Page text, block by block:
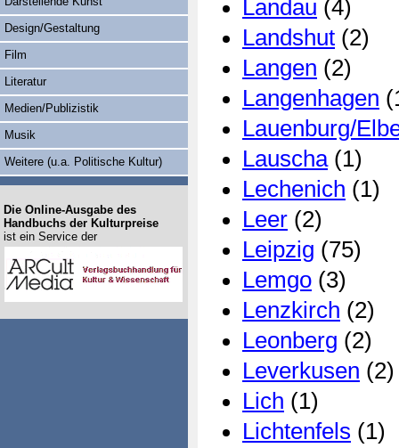
Landau (4)
Landshut (2)
Langen (2)
Langenhagen
Lauenburg/
Lauscha(1)
Lechenich (1)
Leer (2)
Leipzig (75)
Lemgo (3)
Lenzkirch (2)
Leonberg (2)
Leverkusen (2)
Lich (1)
Lichtenfels (1)
Design/Gestaltung
Film
Literatur
Medien/Publizistik
Musik
Weitere (u.a. Politische Kultur)
Die Online-Ausgabe des
Handbuchs der Kulturpreise
ist ein Service der